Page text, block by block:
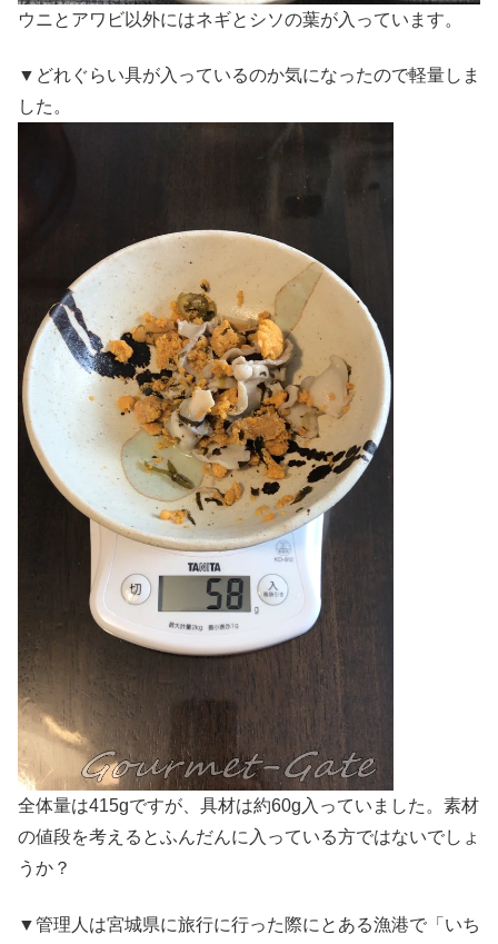
ウニとアワビ以外にはネギとシソの葉が入っています。
▼どれぐらい具が入っているのか気になったので軽量しま
した。
全体量は415gですが、具材は約60g入っていました。素材
の値段を考えるとふんだんに入っている方ではないでしょ
うか？
▼管理人は宮城県に旅行に行った際にとある漁港で「いち